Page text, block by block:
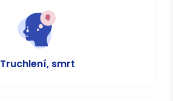
Truchlení, smrt